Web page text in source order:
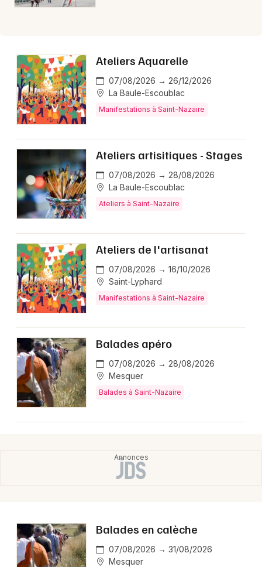
Ateliers Aquarelle
07/08/2026 → 26/12/2026
La Baule-Escoublac
Manifestations à Saint-Nazaire
Ateliers artisitiques - Stages
07/08/2026 → 28/08/2026
La Baule-Escoublac
Ateliers à Saint-Nazaire
Ateliers de l'artisanat
07/08/2026 → 16/10/2026
Saint-Lyphard
Manifestations à Saint-Nazaire
Balades apéro
07/08/2026 → 28/08/2026
Mesquer
Balades à Saint-Nazaire
Balades en calèche
07/08/2026 → 31/08/2026
Mesquer